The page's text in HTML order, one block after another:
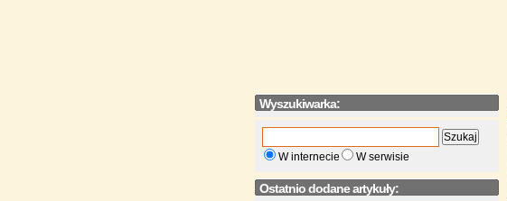
Wyszukiwarka:
W internecie W serwisie
Ostatnio dodane artykuły: